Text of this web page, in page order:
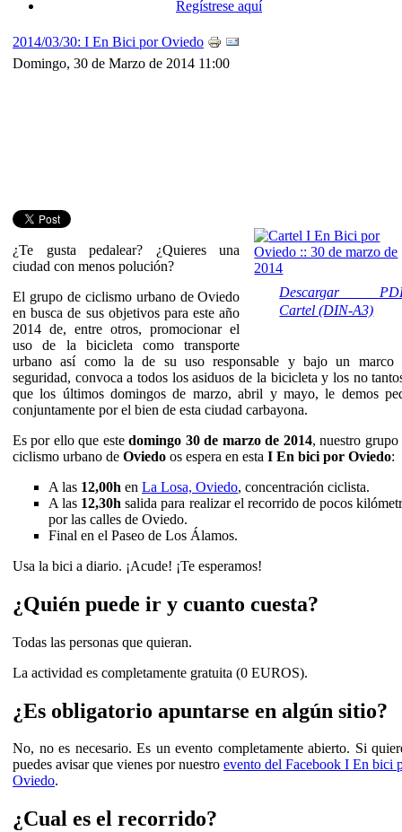
Regístrese aquí
2014/03/30: I En Bici por Oviedo
Domingo, 30 de Marzo de 2014 11:00
Descargar
Cartel (DIN-A3)
¿Te gusta pedalear? ¿Quieres una
ciudad con menos polución?
El grupo de ciclismo urbano de Oviedo
en busca de sus objetivos para este año
2014 de, entre otros, promocionar el
uso de la bicicleta como transporte
urbano así como la de su uso responsable y bajo un marco
seguridad, convoca a todos los asiduos de la bicicleta y los no
que los últimos domingos de marzo, abril y mayo, le demos
conjuntamente por el bien de esta ciudad carbayona.
Es por ello que estedomingo 30 de marzo de 2014, nuestro grupo
ciclismo urbano de Oviedo os espera en esta I En bici por Oviedo:
A las 12,00h en La Losa, Oviedo, concentración ciclista.
A las 12,30h salida para realizar el recorrido de pocos
por las calles de Oviedo.
Final en el Paseo de Los Álamos.
Usa la bici a diario. ¡Acude! ¡Te esperamos!
¿Quién puede ir y cuanto cuesta?
Todas las personas que quieran.
La actividad es completamente gratuita (0 EUROS).
¿Es obligatorio apuntarse en algún sitio?
No, no es necesario. Es un evento completamente abierto. Si
puedes avisar que vienes por nuestro evento del Facebook I En bici
Oviedo.
¿Cual es el recorrido?